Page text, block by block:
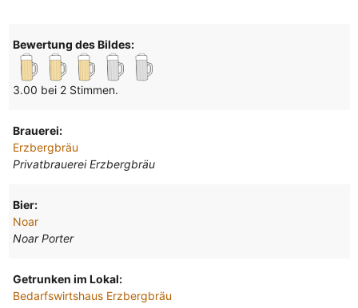
Bewertung des Bildes:
3.00 bei 2 Stimmen.
Brauerei:
Erzbergbräu
Privatbrauerei Erzbergbräu
Bier:
Noar
Noar Porter
Getrunken im Lokal:
Bedarfswirtshaus Erzbergbräu